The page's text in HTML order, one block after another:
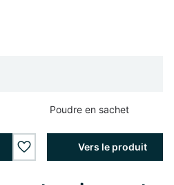
Poudre en sachet
wishlist.add
Vers le produit